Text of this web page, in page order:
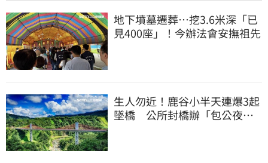
地下墳墓遷葬…挖3.6米深「已
見400座」！今辦法會安撫祖先
生人勿近！鹿谷小半天連爆3起
墜橋 公所封橋辦「包公夜